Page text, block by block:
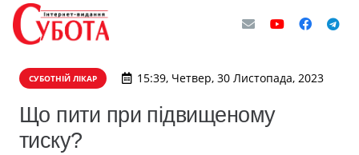
СУБОТНІЙ ЛІКАР 15:39, Четвер, 30 Листопада, 2023
Що пити при підвищеному
тиску?